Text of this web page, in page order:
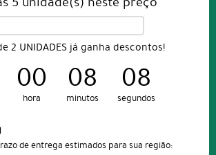
2 UNIDADES já ganha descontos!
00
hora
08
minutos
07
segundos
de entrega estimados para sua região: